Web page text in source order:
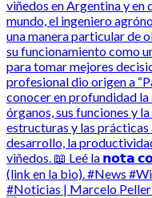
#Noticias | Marcelo